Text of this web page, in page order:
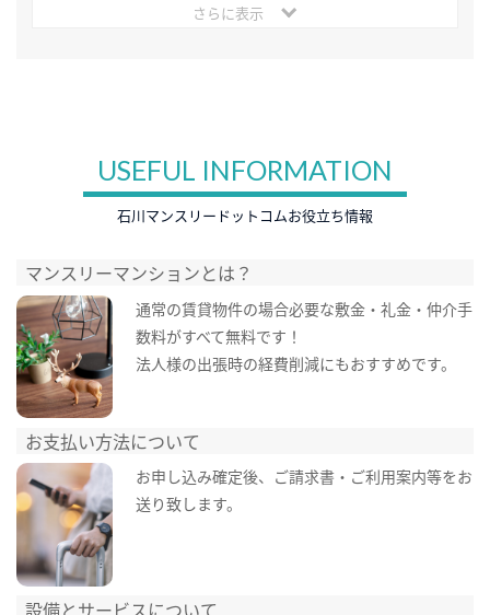
さらに表示
USEFUL INFORMATION
石川マンスリードットコムお役立ち情報
マンスリーマンションとは？
通常の賃貸物件の場合必要な敷金・礼金・仲介手
数料がすべて無料です！
法人様の出張時の経費削減にもおすすめです。
お支払い方法について
お申し込み確定後、ご請求書・ご利用案内等をお
送り致します。
設備とサービスについて